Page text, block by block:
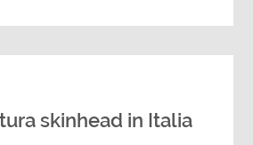
skinhead in Italia